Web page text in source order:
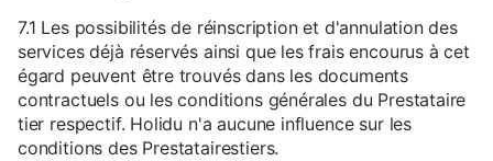
7.1 Les possibilités de réinscription et d'annulation des
services déjà réservés ainsi que les frais encourus à cet
égard peuvent être trouvés dans les documents
contractuels ou les conditions générales du Prestataire
tier respectif. Holidu n'a aucune influence sur les
conditions des Prestatairestiers.